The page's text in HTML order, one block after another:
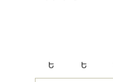
Ե Ե